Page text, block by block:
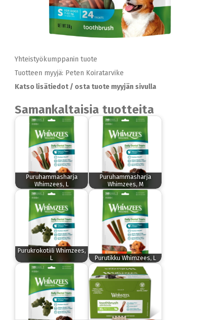
Yhteistyökumppanin tuote
Tuotteen myyjä: Peten Koiratarvike
Katso lisätiedot / osta tuote myyjän sivulla
Samankaltaisia tuotteita
Puruhammasharja
Whimzees, L
Puruhammasharja
Whimzees, M
Purukrokotiili Whimzees,
L
Purutikku Whimzees, L